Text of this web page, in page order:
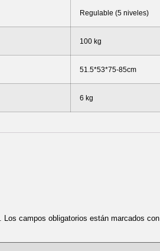
Regulable (5 niveles)
100 kg
51.5*53*75-85cm
6 kg
Los campos obligatorios están marcados con